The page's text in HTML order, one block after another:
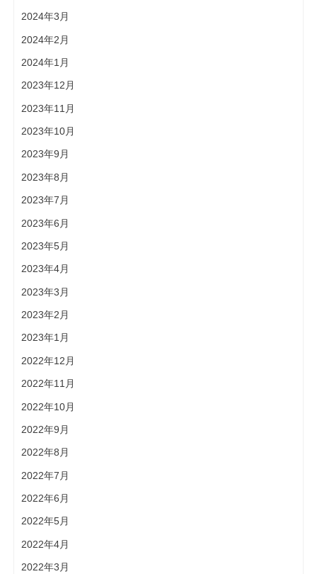
2024年3月
2024年2月
2024年1月
2023年12月
2023年11月
2023年10月
2023年9月
2023年8月
2023年7月
2023年6月
2023年5月
2023年4月
2023年3月
2023年2月
2023年1月
2022年12月
2022年11月
2022年10月
2022年9月
2022年8月
2022年7月
2022年6月
2022年5月
2022年4月
2022年3月